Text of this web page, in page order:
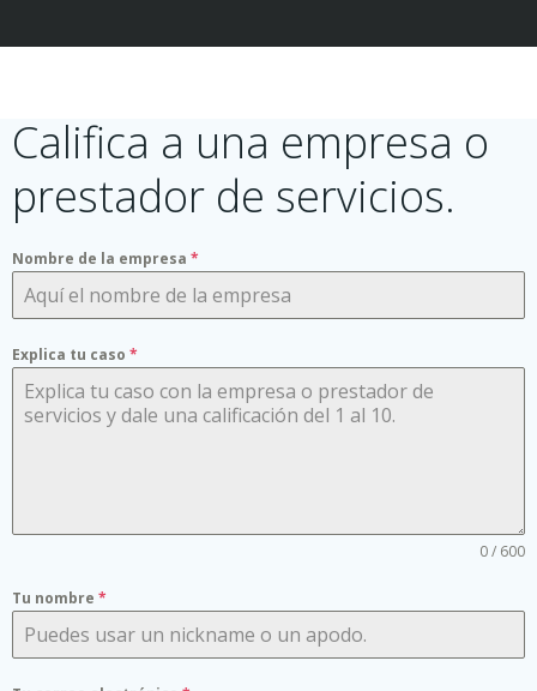
Califica a una empresa o
prestador de servicios.
Nombre de la empresa *
Explica tu caso *
0 / 600
Tu nombre *